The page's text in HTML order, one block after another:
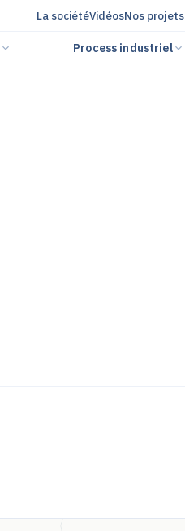
La sociétéVidéosNos projets
Process industriel